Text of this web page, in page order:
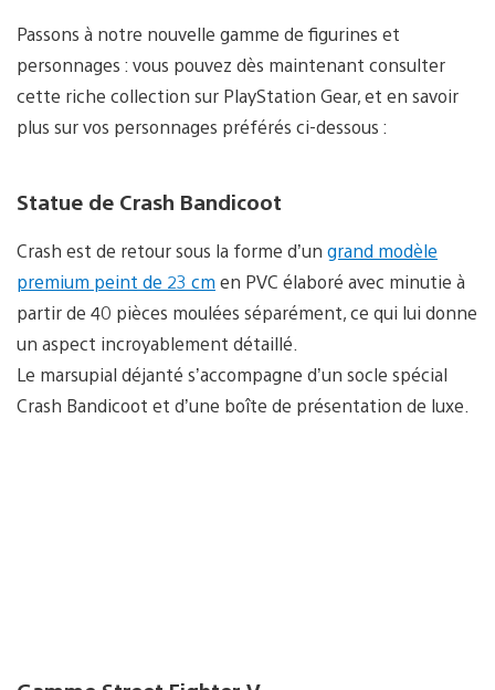
Passons à notre nouvelle gamme de figurines et
personnages : vous pouvez dès maintenant consulter
cette riche collection sur PlayStation Gear, et en savoir
plus sur vos personnages préférés ci-dessous :
Statue de Crash Bandicoot
Crash est de retour sous la forme d’un grand modèle
premium peint de 23 cm en PVC élaboré avec minutie à
partir de 40 pièces moulées séparément, ce qui lui donne
un aspect incroyablement détaillé.
Le marsupial déjanté s’accompagne d’un socle spécial
Crash Bandicoot et d’une boîte de présentation de luxe.